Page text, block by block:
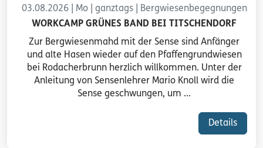
03.08.2026 | Mo | ganztags | Bergwiesenbegegnungen
WORKCAMP GRÜNES BAND BEI TITSCHENDORF
Zur Bergwiesenmahd mit der Sense sind Anfänger
und alte Hasen wieder auf den Pfaffengrundwiesen
bei Rodacherbrunn herzlich willkommen. Unter der
Anleitung von Sensenlehrer Mario Knoll wird die
Sense geschwungen, um ...
Details